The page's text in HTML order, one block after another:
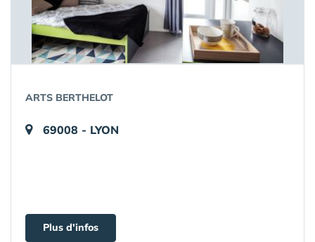
ARTS BERTHELOT
69008 - LYON
Plus d'infos